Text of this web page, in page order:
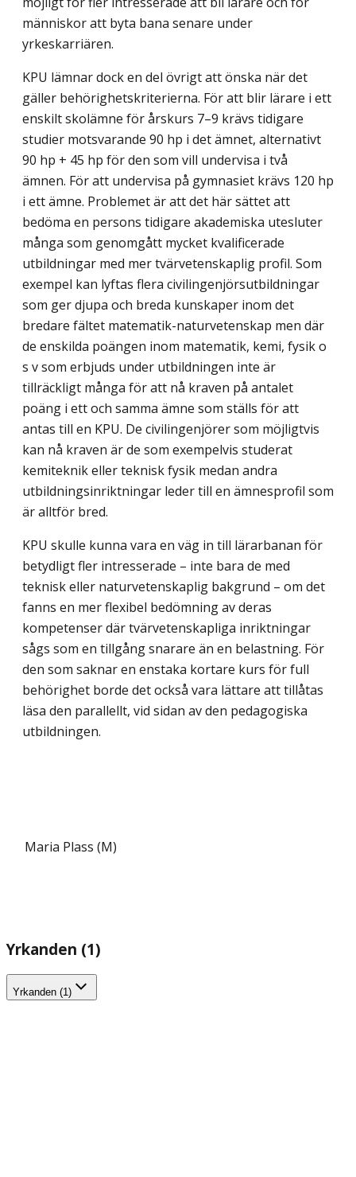
människor att byta bana senare under
yrkeskarriären.
KPU lämnar dock en del övrigt att önska när det
gäller behörighetskriterierna. För att blir lärare i ett
enskilt skolämne för årskurs 7–9 krävs tidigare
studier motsvarande 90 hp i det ämnet, alternativt
90 hp + 45 hp för den som vill undervisa i två
ämnen. För att undervisa på gymnasiet krävs 120 hp
i ett ämne. Problemet är att det här sättet att
bedöma en persons tidigare akademiska utesluter
många som genomgått mycket kvalificerade
utbildningar med mer tvärvetenskaplig profil. Som
exempel kan lyftas flera civilingenjörsutbildningar
som ger djupa och breda kunskaper inom det
bredare fältet matematik-naturvetenskap men där
de enskilda poängen inom matematik, kemi, fysik o
s v som erbjuds under utbildningen inte är
tillräckligt många för att nå kraven på antalet
poäng i ett och samma ämne som ställs för att
antas till en KPU. De civilingenjörer som möjligtvis
kan nå kraven är de som exempelvis studerat
kemiteknik eller teknisk fysik medan andra
utbildningsinriktningar leder till en ämnesprofil som
är alltför bred.
KPU skulle kunna vara en väg in till lärarbanan för
betydligt fler intresserade – inte bara de med
teknisk eller naturvetenskaplig bakgrund – om det
fanns en mer flexibel bedömning av deras
kompetenser där tvärvetenskapliga inriktningar
sågs som en tillgång snarare än en belastning. För
den som saknar en enstaka kortare kurs för full
behörighet borde det också vara lättare att tillåtas
läsa den parallellt, vid sidan av den pedagogiska
utbildningen.
Maria Plass (M)
Yrkanden (1)
Yrkanden (1)